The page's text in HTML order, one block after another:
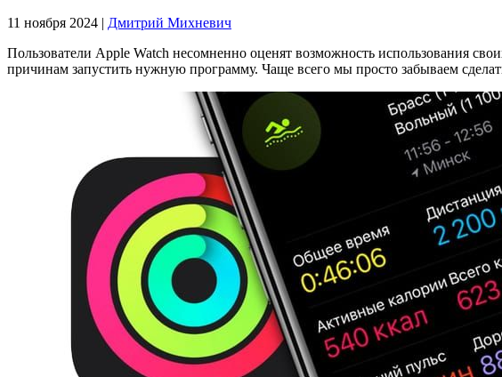
11 ноября 2024 | Дмитрий Михневич
Пользователи Apple Watch несомненно оценят возможность использования
причинам запустить нужную программу. Чаще всего мы просто забываем